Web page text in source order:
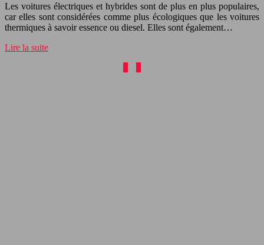
Les voitures électriques et hybrides sont de plus en plus populaires,
car elles sont considérées comme plus écologiques que les voitures
thermiques à savoir essence ou diesel. Elles sont également…
Lire la suite